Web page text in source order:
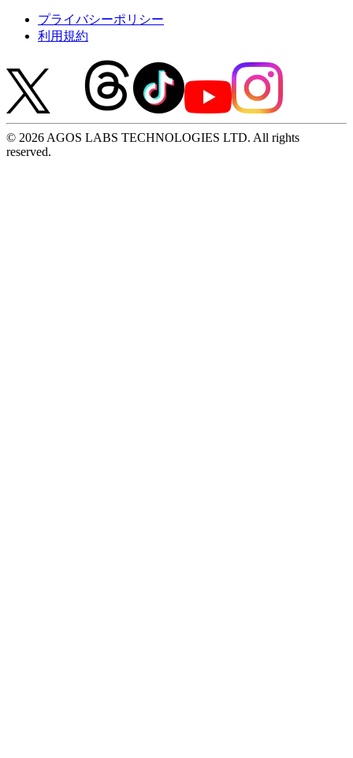
プライバシーポリシー
利用規約
© 2026 AGOS LABS TECHNOLOGIES LTD. All rights
reserved.